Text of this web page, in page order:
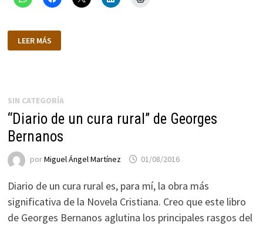
DEFIENDE,
AMA
Y
LEER MÁS
SIN CATEGORÍA
“Diario de un cura rural” de Georges
Bernanos
porMiguel Ángel Martínez 01/08/2016
Diario de un cura rural es, para mí, la obra más
significativa de la Novela Cristiana. Creo que este libro
de Georges Bernanos aglutina los principales rasgos del